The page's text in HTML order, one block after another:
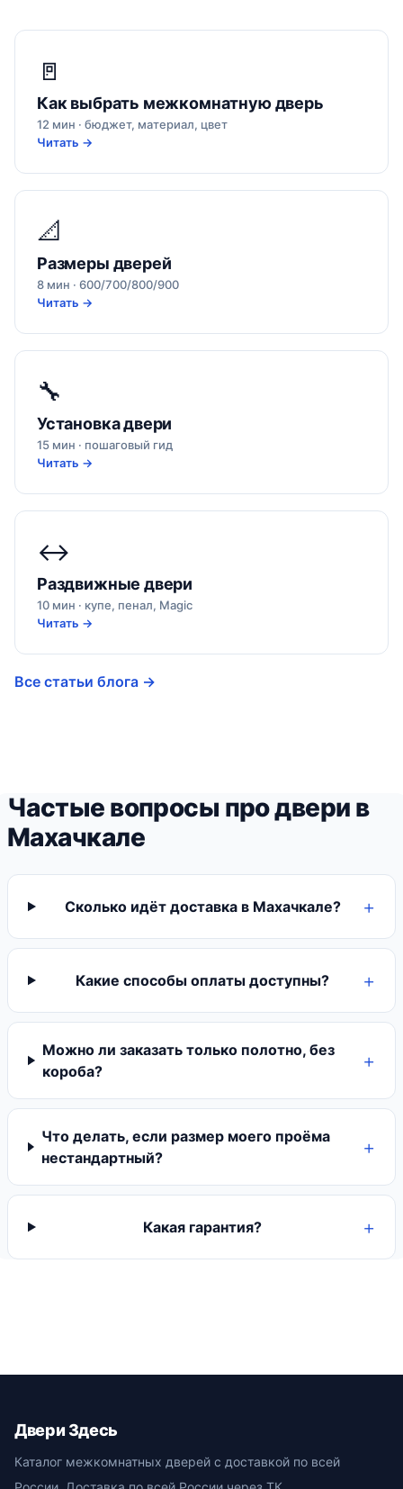
🚪
Как выбрать межкомнатную дверь
12 мин · бюджет, материал, цвет
Читать →
📐
Размеры дверей
8 мин · 600/700/800/900
Читать →
🔧
Установка двери
15 мин · пошаговый гид
Читать →
↔️
Раздвижные двери
10 мин · купе, пенал, Magic
Читать →
Все статьи блога →
Частые вопросы про двери в
Махачкале
Сколько идёт доставка в Махачкале?
Какие способы оплаты доступны?
Можно ли заказать только полотно, без
короба?
Что делать, если размер моего проёма
нестандартный?
Какая гарантия?
Двери Здесь
Каталог межкомнатных дверей с доставкой по всей